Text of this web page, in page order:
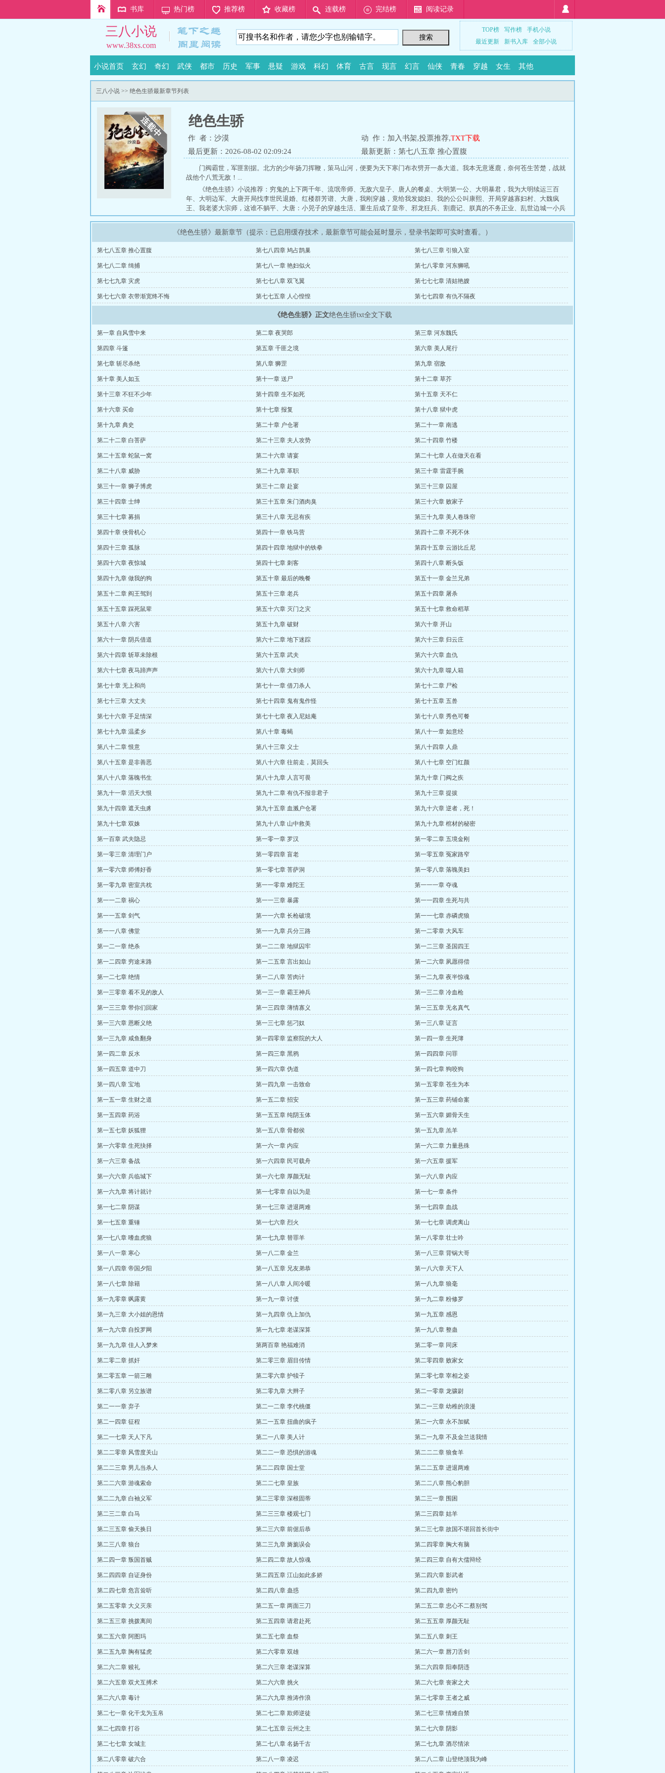
书库 热门榜 推荐榜 收藏榜 连载榜 完结榜 阅读记录
三八小说
www.38xs.com
TOP榜 写作榜
手机小说
最近更新
新书入库 全部小说
小说首页 玄幻 奇幻 武侠 都市 历史 军事 悬疑 游戏 科幻 体育 古言 现言 幻言 仙侠 青春 穿越 女生 其他
三八小说 >> 绝色生骄最新章节列表
绝色生骄
作 者： 沙漠 动 作： 加入书架,投票推荐,TXT下载
最后更新：2026-08-02 02:09:24
最新更新： 第七八五章 推心置腹
门阀霸世，军匪割据。北方的少年扬刀挥鞭，策马山河，便要为天下寒门布衣劈开一条大道。我本无意逐鹿，奈何苍生苦楚，战就
战他个八荒无敌！...
《绝色生骄》小说推荐： 穷鬼的上下两千年、 流氓帝师、 无敌六皇子、 唐人的餐桌、 大明第一公、 大明暴君，我为大明续运三百
年、 大明边军、 大唐开局找李世民退婚、 红楼群芳谱、 大唐，我刚穿越，竟给我发媳妇、 我的公公叫康熙、 开局穿越寡妇村、 大魏疯
王、 我老婆大宗师，这谁不躺平、 大唐：小兕子的穿越生活、 重生后成了皇帝、 邪龙狂兵、 割鹿记、 朕真的不务正业、 乱世边城一小兵
《绝色生骄》最新章节（提示：已启用缓存技术，最新章节可能会延时显示，登录书架即可实时查看。）
第七八五章 推心置腹 第七八四章 鸠占鹊巢 第七八三章 引狼入室
第七八二章 缉捕 第七八一章 艳妇似火 第七八零章 河东狮吼
第七七九章 灾虎 第七七八章 双飞翼 第七七七章 清姑艳嫂
第七七六章 衣带渐宽终不悔 第七七五章 人心惶惶 第七七四章 有仇不隔夜
《绝色生骄》正文绝色生骄txt全文下载
第一章 自风雪中来 第二章 夜哭郎 第三章 河东魏氏
第四章 斗篷 第五章 千匪之境 第六章 美人尾行
第七章 斩尽杀绝 第八章 狮罡 第九章 宿敌
第十章 美人如玉 第十一章 送尸 第十二章 草芥
第十三章 不狂不少年 第十四章 生不如死 第十五章 天不仁
第十六章 买命 第十七章 报复 第十八章 狱中虎
第十九章 典史 第二十章 户仓署 第二十一章 南逃
第二十二章 白菩萨 第二十三章 夫人攻势 第二十四章 竹楼
第二十五章 蛇鼠一窝 第二十六章 请宴 第二十七章 人在做天在看
第二十八章 威胁 第二十九章 革职 第三十章 雷霆手腕
第三十一章 狮子博虎 第三十二章 赴宴 第三十三章 囚屋
第三十四章 士绅 第三十五章 朱门酒肉臭 第三十六章 败家子
第三十七章 募捐 第三十八章 无忌有疾 第三十九章 美人卷珠帘
第四十章 侠骨机心 第四十一章 铁马营 第四十二章 不死不休
第四十三章 孤脉 第四十四章 地狱中的铁拳 第四十五章 云游比丘尼
第四十六章 夜惊城 第四十七章 刺客 第四十八章 断头饭
第四十九章 做我的狗 第五十章 最后的晚餐 第五十一章 金兰兄弟
第五十二章 阎王驾到 第五十三章 老兵 第五十四章 屠杀
第五十五章 踩死鼠辈 第五十六章 灭门之灾 第五十七章 救命稻草
第五十八章 六害 第五十九章 破财 第六十章 开山
第六十一章 阴兵借道 第六十二章 地下迷踪 第六十三章 归云庄
第六十四章 斩草未除根 第六十五章 武夫 第六十六章 血仇
第六十七章 夜马蹄声声 第六十八章 大剑师 第六十九章 噬人箱
第七十章 无上和尚 第七十一章 借刀杀人 第七十二章 尸检
第七十三章 大丈夫 第七十四章 鬼有鬼作怪 第七十五章 五兽
第七十六章 手足情深 第七十七章 夜入尼姑庵 第七十八章 秀色可餐
第七十九章 温柔乡 第八十章 毒蝎 第八十一章 如意经
第八十二章 恨意 第八十三章 义士 第八十四章 人鼎
第八十五章 是非善恶 第八十六章 往前走，莫回头 第八十七章 空门红颜
第八十八章 落魄书生 第八十九章 人言可畏 第九十章 门阀之疾
第九十一章 滔天大恨 第九十二章 有仇不报非君子 第九十三章 提拔
第九十四章 遮天虫豸 第九十五章 血溅户仓署 第九十六章 逆者，死！
第九十七章 双姝 第九十八章 山中救美 第九十九章 棺材的秘密
第一百章 武夫隐忌 第一零一章 罗汉 第一零二章 五境金刚
第一零三章 清理门户 第一零四章 盲老 第一零五章 冤家路窄
第一零六章 师傅好香 第一零七章 菩萨洞 第一零八章 落魄美妇
第一零九章 密室共枕 第一一零章 难陀王 第一一一章 夺魂
第一一二章 祸心 第一一三章 暴露 第一一四章 生死与共
第一一五章 剑气 第一一六章 长枪破境 第一一七章 赤磷虎狼
第一一八章 佛堂 第一一九章 兵分三路 第一二零章 大风车
第一二一章 绝杀 第一二二章 地狱囚牢 第一二三章 圣国四王
第一二四章 穷途末路 第一二五章 言出如山 第一二六章 夙愿得偿
第一二七章 绝情 第一二八章 苦肉计 第一二九章 夜半惊魂
第一三零章 看不见的敌人 第一三一章 霸王神兵 第一三二章 冷血枪
第一三三章 带你们回家 第一三四章 薄情寡义 第一三五章 无名真气
第一三六章 恩断义绝 第一三七章 惩刁奴 第一三八章 证言
第一三九章 咸鱼翻身 第一四零章 监察院的大人 第一四一章 生死簿
第一四二章 反水 第一四三章 黑鸦 第一四四章 问罪
第一四五章 道中刀 第一四六章 伪道 第一四七章 狗咬狗
第一四八章 宝地 第一四九章 一击致命 第一五零章 苍生为本
第一五一章 生财之道 第一五二章 招安 第一五三章 药铺命案
第一五四章 药浴 第一五五章 纯阴玉体 第一五六章 媚骨天生
第一五七章 妖狐狸 第一五八章 骨都侯 第一五九章 羔羊
第一六零章 生死抉择 第一六一章 内应 第一六二章 力量悬殊
第一六三章 备战 第一六四章 民可载舟 第一六五章 援军
第一六六章 兵临城下 第一六七章 厚颜无耻 第一六八章 内应
第一六九章 将计就计 第一七零章 自以为是 第一七一章 条件
第一七二章 阴谋 第一七三章 进退两难 第一七四章 血战
第一七五章 重锤 第一七六章 烈火 第一七七章 调虎离山
第一七八章 嗜血虎狼 第一七九章 替罪羊 第一八零章 壮士吟
第一八一章 寒心 第一八二章 金兰 第一八三章 背锅大哥
第一八四章 帝国夕阳 第一八五章 兄友弟恭 第一八六章 天下人
第一八七章 除籍 第一八八章 人间冷暖 第一八九章 狼毫
第一九零章 飒露黄 第一九一章 讨债 第一九二章 粉修罗
第一九三章 大小姐的恩情 第一九四章 仇上加仇 第一九五章 感恩
第一九六章 自投罗网 第一九七章 老谋深算 第一九八章 整蛊
第一九九章 佳人入梦来 第两百章 艳福难消 第二零一章 同床
第二零二章 抓奸 第二零三章 眉目传情 第二零四章 败家女
第二零五章 一箭三雕 第二零六章 护犊子 第二零七章 宰相之姿
第二零八章 另立族谱 第二零九章 大辫子 第二一零章 龙骧尉
第二一一章 弃子 第二一二章 李代桃僵 第二一三章 幼稚的浪漫
第二一四章 征程 第二一五章 扭曲的疯子 第二一六章 永不加赋
第二一七章 天人下凡 第二一八章 美人计 第二一九章 不及金兰送我情
第二二零章 风雪度关山 第二二一章 恐惧的游魂 第二二二章 狼食羊
第二二三章 男儿当杀人 第二二四章 国士堂 第二二五章 进退两难
第二二六章 游魂索命 第二二七章 皇族 第二二八章 熊心豹胆
第二二九章 白袖义军 第二三零章 深根固蒂 第二三一章 围困
第二三二章 白马 第二三三章 楼观七门 第二三四章 姑羊
第二三五章 偷天换日 第二三六章 前倨后恭 第二三七章 故国不堪回首长街中
第二三八章 狼台 第二三九章 旖旎误会 第二四零章 胸大有脑
第二四一章 叛国首贼 第二四二章 故人惊魂 第二四三章 自有大儒辩经
第二四四章 自证身份 第二四五章 江山如此多娇 第二四六章 影武者
第二四七章 危言耸听 第二四八章 蛊惑 第二四九章 密约
第二五零章 大义灭亲 第二五一章 两面三刀 第二五二章 忠心不二蔡别驾
第二五三章 挑拨离间 第二五四章 请君赴死 第二五五章 厚颜无耻
第二五六章 阿图玛 第二五七章 血祭 第二五八章 刺王
第二五九章 胸有猛虎 第二六零章 双雄 第二六一章 唇刀舌剑
第二六二章 赎礼 第二六三章 老谋深算 第二六四章 阳奉阴违
第二六五章 双犬互搏术 第二六六章 挑火 第二六七章 丧家之犬
第二六八章 毒计 第二六九章 推涛作浪 第二七零章 王者之威
第二七一章 化干戈为玉帛 第二七二章 欺师逆徒 第二七三章 情难自禁
第二七四章 打谷 第二七五章 云州之主 第二七六章 阴影
第二七七章 女城主 第二七八章 名扬千古 第二七九章 酒尽情浓
第二八零章 破六合 第二八一章 凌迟 第二八二章 山登绝顶我为峰